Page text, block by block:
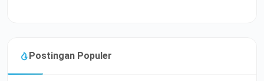
Postingan Populer